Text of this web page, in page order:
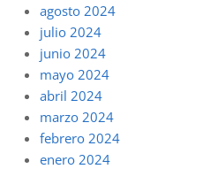
agosto 2024
julio 2024
junio 2024
mayo 2024
abril 2024
marzo 2024
febrero 2024
enero 2024